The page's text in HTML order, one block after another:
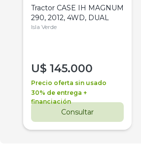
Tractor CASE IH MAGNUM
290, 2012, 4WD, DUAL
Isla Verde
U$ 145.000
Precio oferta sin usado
30% de entrega +
financiación
Consultar